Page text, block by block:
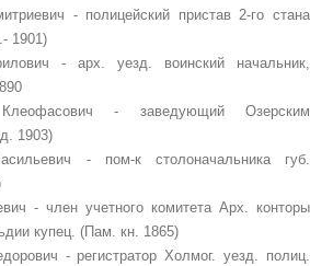
- полицейский пристав 2-го стана
1901)
- арх. уезд. воинский начальник,
- заведующий Озерским
1903)
- пом-к столоначальника губ.
- член учетного комитета Арх. конторы
купец. (Пам. кн. 1865)
- регистратор Холмог. уезд. полиц.